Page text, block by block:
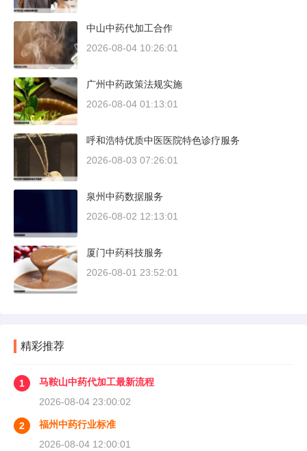
中山中药代加工合作
2026-08-04 10:26:01
广州中药政策法规实施
2026-08-04 01:13:01
呼和浩特优质中医医院特色诊疗服务
2026-08-03 07:26:01
泉州中药数据服务
2026-08-02 12:13:01
厦门中药科技服务
2026-08-01 23:52:01
精彩推荐
1
马鞍山中药代加工最新流程
2026-08-04 23:00:02
2
福州中药行业标准
2026-08-04 12:00:01